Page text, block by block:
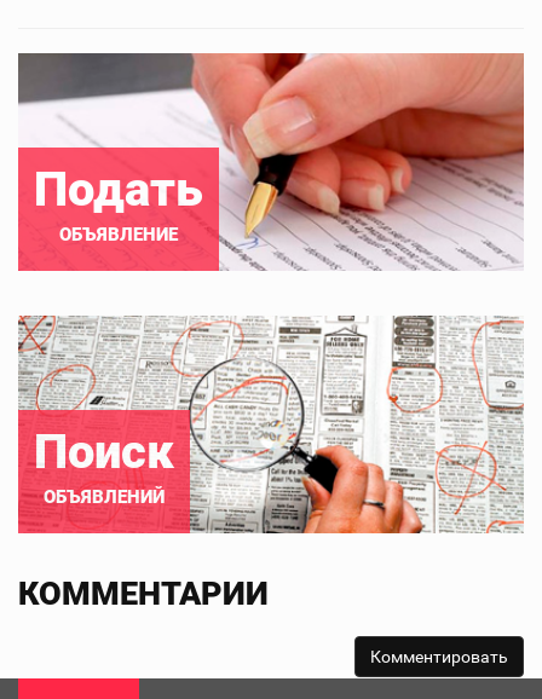
Подать
ОБЪЯВЛЕНИЕ
Поиск
ОБЪЯВЛЕНИЙ
КОММЕНТАРИИ